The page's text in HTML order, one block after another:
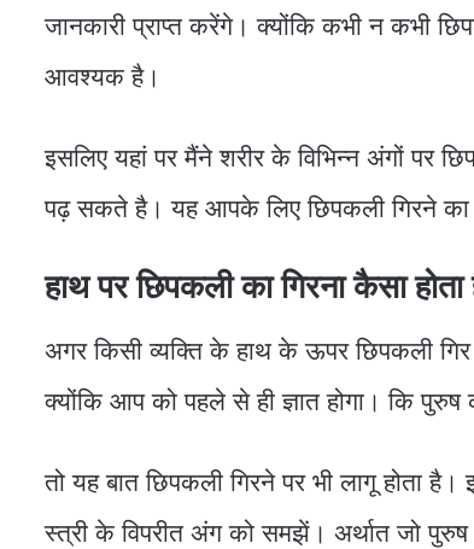
जानकारी प्राप्त करेंगे। क्योंकि कभी न कभी
आवश्यक है।
इसलिए यहां पर मैंने शरीर के विभिन्न अंगों पर
पढ़ सकते है। यह आपके लिए छिपकली गिरने
हाथ पर छिपकली का गिरना कैसा
अगर किसी व्यक्ति के हाथ के ऊपर छिपकली
क्योंकि आप को पहले से ही ज्ञात होगा। कि पुरुष
तो यह बात छिपकली गिरने पर भी लागू होता
स्त्री के विपरीत अंग को समझें। अर्थात जो